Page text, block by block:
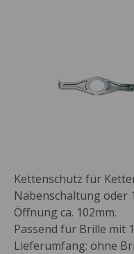
Kettenschutz für
Nabenschaltung oder
Öffnung ca. 102mm.
Passend für Brille mit
Lieferumfang: ohne